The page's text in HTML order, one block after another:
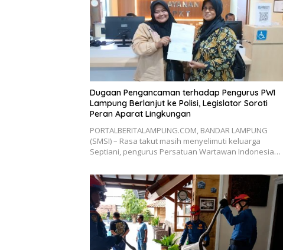
Dugaan Pengancaman terhadap Pengurus PWI
Lampung Berlanjut ke Polisi, Legislator Soroti
Peran Aparat Lingkungan
PORTALBERITALAMPUNG.COM, BANDAR LAMPUNG
(SMSI) – Rasa takut masih menyelimuti keluarga
Septiani, pengurus Persatuan Wartawan Indonesia…